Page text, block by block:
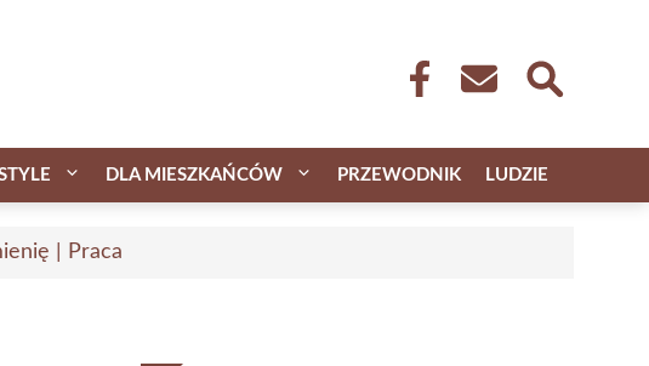
DLA MIESZKAŃCÓW PRZEWODNIK LUDZIE
| Praca